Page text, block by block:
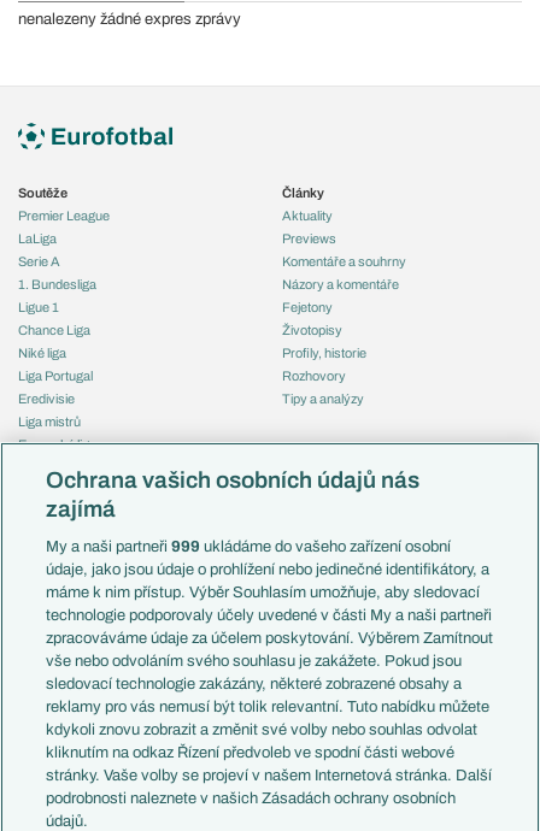
nenalezeny žádné expres zprávy
Soutěže
Premier League
LaLiga
Serie A
1. Bundesliga
Ligue 1
Chance Liga
Niké liga
Liga Portugal
Eredivisie
Liga mistrů
Evropská liga
Mistrovství světa
Liga národů
Témata
Představení týmů MS
EuroSkauting
PL v kostce
Evropské koeficienty
Přestupy
Přestupové spekulace
Zranění
Kluby
Arsenal FC
Chelsea FC
Články
Aktuality
Previews
Komentáře a souhrny
Názory a komentáře
Fejetony
Životopisy
Profily, historie
Rozhovory
Tipy a analýzy
Česko
Francie
Itálie
Německo
Španělsko
Argentina
Brazílie
Přestupy
Zápasy
Livescore
Tipovací soutěž
Ochrana vašich osobních údajů nás
zajímá
My a naši partneři999 ukládáme do vašeho zařízení osobní
údaje, jako jsou údaje o prohlížení nebo jedinečné identifikátory, a
máme k nim přístup. Výběr Souhlasím umožňuje, aby sledovací
technologie podporovaly účely uvedené v části My a naši partneři
zpracováváme údaje za účelem poskytování. Výběrem Zamítnout
vše nebo odvoláním svého souhlasu je zakážete. Pokud jsou
sledovací technologie zakázány, některé zobrazené obsahy a
reklamy pro vás nemusí být tolik relevantní. Tuto nabídku můžete
kdykoli znovu zobrazit a změnit své volby nebo souhlas odvolat
kliknutím na odkaz Řízení předvoleb ve spodní části webové
stránky. Vaše volby se projeví v našem Internetová stránka. Další
podrobnosti naleznete v našich Zásadách ochrany osobních
údajů.